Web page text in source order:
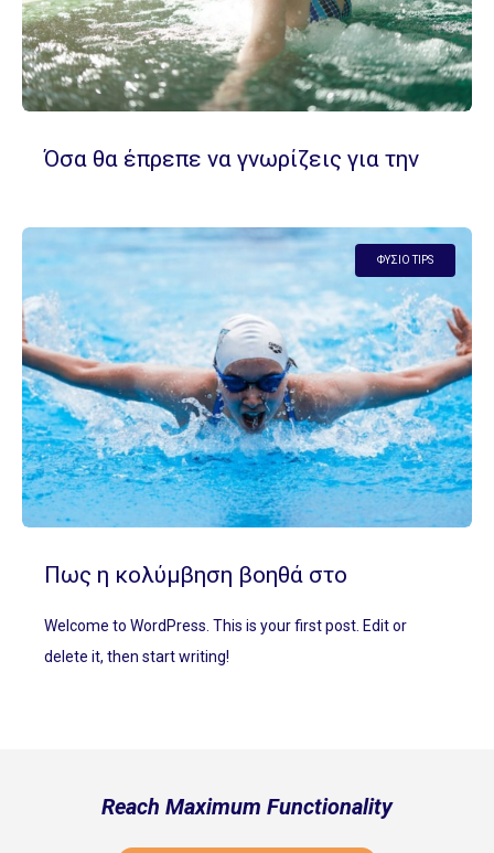
Όσα θα έπρεπε να γνωρίζεις για την
ΦΥΣΊΟ TIPS
Πως η κολύμβηση βοηθά στο
Welcome to WordPress. This is your first post. Edit or
delete it, then start writing!
Reach Maximum Functionality